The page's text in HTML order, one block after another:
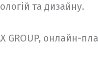
та дизайну.
GROUP, онлайн-